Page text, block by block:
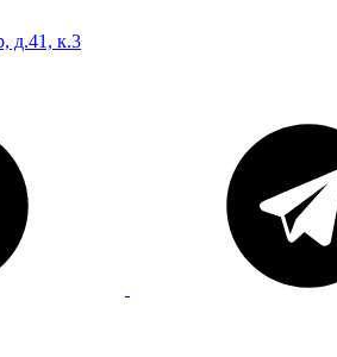
д.41, к.3